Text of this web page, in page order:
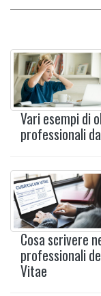
Vari esempi di
professionali
Cosa scrivere
professionali
Vitae